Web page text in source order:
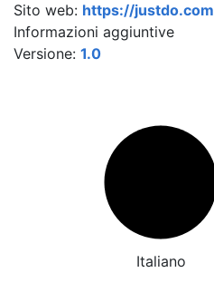
Sito web: https://justdo.com
Informazioni aggiuntive
Versione: 1.0
Italiano